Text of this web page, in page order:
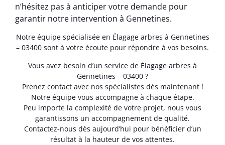
n’hésitez pas à anticiper votre demande pour
garantir notre intervention à Gennetines.
Notre équipe spécialisée en Élagage arbres à Gennetines
– 03400 sont à votre écoute pour répondre à vos besoins.
Vous avez besoin d’un service de Élagage arbres à
Gennetines – 03400 ?
Prenez contact avec nos spécialistes dès maintenant !
Notre équipe vous accompagne à chaque étape.
Peu importe la complexité de votre projet, nous vous
garantissons un accompagnement de qualité.
Contactez-nous dès aujourd’hui pour bénéficier d’un
résultat à la hauteur de vos attentes.